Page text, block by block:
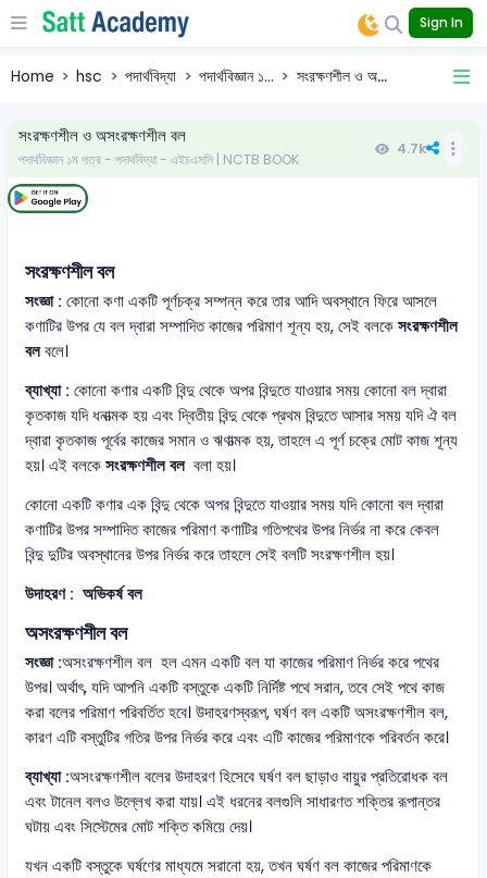
Sign In
Home hsc পদার্থবিদ্যা পদার্থবিজ্ঞান ১... সংরক্ষণশীল ও অ...
সংরক্ষণশীল ও অসংরক্ষণশীল বল
পদার্থবিজ্ঞান ১ম পত্র - পদার্থবিদ্যা - এইচএসসি | NCTB BOOK
4.7k
সংরক্ষণশীল বল
সংজ্ঞা :কোনো কণা একটি পূর্ণচক্র সম্পন্ন করে তার আদি অবস্থানে ফিরে আসলে
কণাটির উপর যে বল দ্বারা সম্পাদিত কাজের পরিমাণ শূন্য হয়, সেই বলকেসংরক্ষণশীল
বলবলে।
ব্যাখ্যা : কোনো কণার একটি বিন্দু থেকে অপর বিন্দুতে যাওয়ার সময় কোনো বল দ্বারা
কৃতকাজ যদি ধনাত্মক হয় এবং দ্বিতীয় বিন্দু থেকে প্রথম বিন্দুতে আসার সময় যদি ঐ বল
দ্বারা কৃতকাজ পূর্বের কাজের সমান ও ঋণাত্মক হয়, তাহলে এ পূর্ণ চক্রে মোট কাজ শূন্য
হয়। এই বলকেসংরক্ষণশীল বল বলা হয়।
কোনো একটি কণার এক বিন্দু থেকে অপর বিন্দুতে যাওয়ার সময় যদি কোনো বল দ্বারা
কণাটির উপর সম্পাদিত কাজের পরিমাণ কণাটির গতিপথের উপর নির্ভর না করে কেবল
বিন্দু দুটির অবস্থানের উপর নির্ভর করে তাহলে সেই বলটি সংরক্ষণশীল হয়।
উদাহরণ : অভিকর্ষ বল
অসংরক্ষণশীল বল
সংজ্ঞা :অসংরক্ষণশীল বল হল এমন একটি বল যা কাজের পরিমাণ নির্ভর করে পথের
উপর। অর্থাৎ, যদি আপনি একটি বস্তুকে একটি নির্দিষ্ট পথে সরান, তবে সেই পথে কাজ
করা বলের পরিমাণ পরিবর্তিত হবে। উদাহরণস্বরূপ, ঘর্ষণ বল একটি অসংরক্ষণশীল বল,
কারণ এটি বস্তুটির গতির উপর নির্ভর করে এবং এটি কাজের পরিমাণকে পরিবর্তন করে।
ব্যাখ্যা :অসংরক্ষণশীল বলের উদাহরণ হিসেবে ঘর্ষণ বল ছাড়াও বায়ুর প্রতিরোধক বল
এবং টানেল বলও উল্লেখ করা যায়। এই ধরনের বলগুলি সাধারণত শক্তির রূপান্তর
ঘটায় এবং সিস্টেমের মোট শক্তি কমিয়ে দেয়।
যখন একটি বস্তুকে ঘর্ষণের মাধ্যমে সরানো হয়, তখন ঘর্ষণ বল কাজের পরিমাণকে